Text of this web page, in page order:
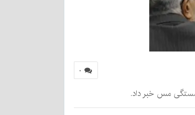
۰
مس خبر داد.